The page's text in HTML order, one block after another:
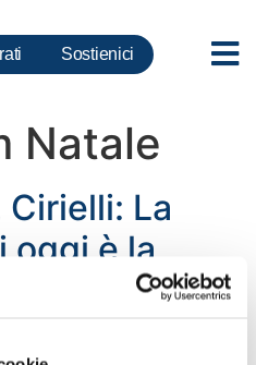
Sostienici
Natale
La
oggi è la
errore